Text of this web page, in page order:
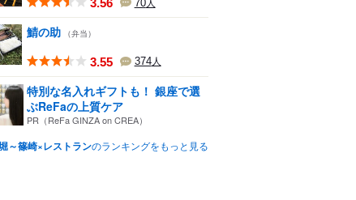
3.56 70人
鯖の助 （弁当）
3.55 374人
特別な名入れギフトも！ 銀座で選
ぶReFaの上質ケア
PR（ReFa GINZA on CREA）
～篠崎×レストランのランキングをもっと見る